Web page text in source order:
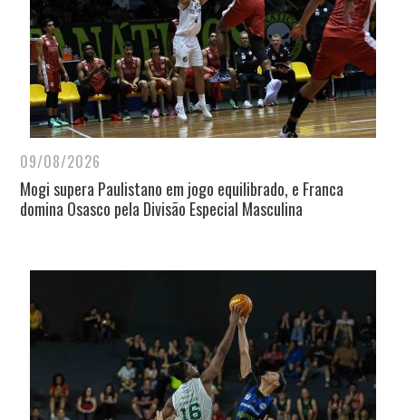
09/08/2026
Mogi supera Paulistano em jogo equilibrado, e Franca
domina Osasco pela Divisão Especial Masculina